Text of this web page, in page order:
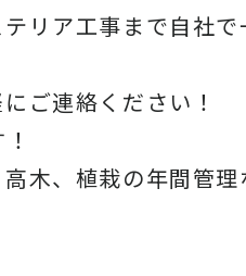
リア工事まで自社
ご連絡ください！
木、植栽の年間管